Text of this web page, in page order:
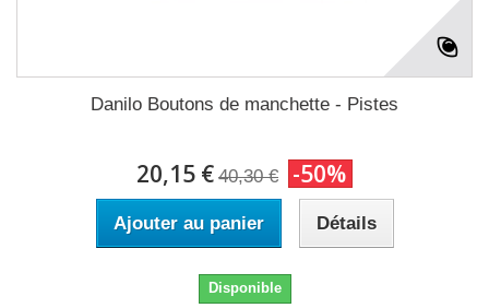
Danilo Boutons de manchette - Pistes
20,15 € 40,30 € -50%
Ajouter au panier Détails
Disponible